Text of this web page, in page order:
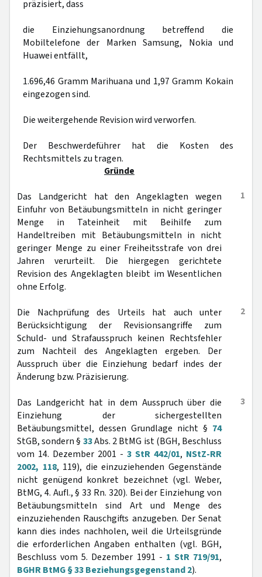
präzisiert, dass
die Einziehungsanordnung betreffend die
Mobiltelefone der Marken Samsung, Nokia und
Huawei entfällt,
1.696,46 Gramm Marihuana und 1,97 Gramm Kokain
eingezogen sind.
Die weitergehende Revision wird verworfen.
Der Beschwerdeführer hat die Kosten des
Rechtsmittels zu tragen.
Gründe
1
Das Landgericht hat den Angeklagten wegen
Einfuhr von Betäubungsmitteln in nicht geringer
Menge in Tateinheit mit Beihilfe zum
Handeltreiben mit Betäubungsmitteln in nicht
geringer Menge zu einer Freiheitsstrafe von drei
Jahren verurteilt. Die hiergegen gerichtete
Revision des Angeklagten bleibt im Wesentlichen
ohne Erfolg.
2
Die Nachprüfung des Urteils hat auch unter
Berücksichtigung der Revisionsangriffe zum
Schuld- und Strafausspruch keinen Rechtsfehler
zum Nachteil des Angeklagten ergeben. Der
Ausspruch über die Einziehung bedarf indes der
Änderung bzw. Präzisierung.
3
Das Landgericht hat in dem Ausspruch über die
Einziehung der sichergestellten
Betäubungsmittel, dessen Grundlage nicht § 74
StGB, sondern § 33Abs. 2 BtMG ist (BGH, Beschluss
vom 14. Dezember 2001 - 3 StR 442/01, NStZ-RR
2002, 118, 119), die einzuziehenden Gegenstände
nicht genügend konkret bezeichnet (vgl. Weber,
BtMG, 4. Aufl., § 33 Rn. 320). Bei der Einziehung von
Betäubungsmitteln sind Art und Menge des
einzuziehenden Rauschgifts anzugeben. Der Senat
kann dies indes nachholen, weil die Urteilsgründe
die erforderlichen Angaben enthalten (vgl. BGH,
Beschluss vom 5. Dezember 1991 - 1 StR 719/91,
BGHR BtMG § 33 Beziehungsgegenstand 2).